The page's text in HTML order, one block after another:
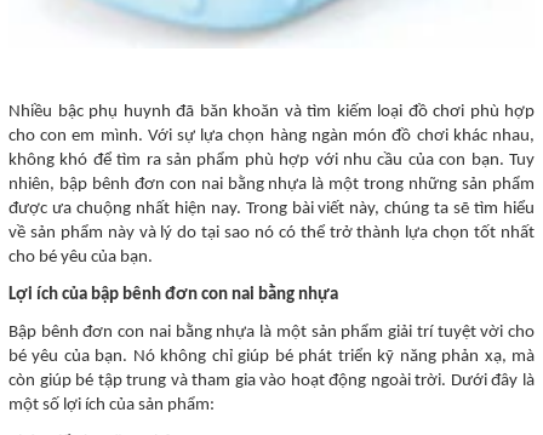
Nhiều bậc phụ huynh đã băn khoăn và tìm kiếm loại đồ chơi phù hợp
cho con em mình. Với sự lựa chọn hàng ngàn món đồ chơi khác nhau,
không khó để tìm ra sản phẩm phù hợp với nhu cầu của con bạn. Tuy
nhiên, bập bênh đơn con nai bằng nhựa là một trong những sản phẩm
được ưa chuộng nhất hiện nay. Trong bài viết này, chúng ta sẽ tìm hiểu
về sản phẩm này và lý do tại sao nó có thể trở thành lựa chọn tốt nhất
cho bé yêu của bạn.
Lợi ích của bập bênh đơn con nai bằng nhựa
Bập bênh đơn con nai bằng nhựa là một sản phẩm giải trí tuyệt vời cho
bé yêu của bạn. Nó không chỉ giúp bé phát triển kỹ năng phản xạ, mà
còn giúp bé tập trung và tham gia vào hoạt động ngoài trời. Dưới đây là
một số lợi ích của sản phẩm: